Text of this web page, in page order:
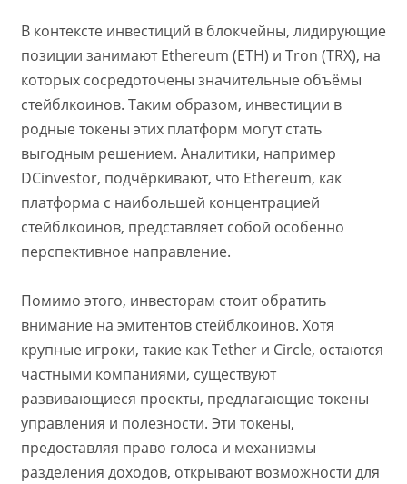
В контексте инвестиций в блокчейны, лидирующие
позиции занимают Ethereum (ETH) и Tron (TRX), на
которых сосредоточены значительные объёмы
стейблкоинов. Таким образом, инвестиции в
родные токены этих платформ могут стать
выгодным решением. Аналитики, например
DCinvestor, подчёркивают, что Ethereum, как
платформа с наибольшей концентрацией
стейблкоинов, представляет собой особенно
перспективное направление.
Помимо этого, инвесторам стоит обратить
внимание на эмитентов стейблкоинов. Хотя
крупные игроки, такие как Tether и Circle, остаются
частными компаниями, существуют
развивающиеся проекты, предлагающие токены
управления и полезности. Эти токены,
предоставляя право голоса и механизмы
разделения доходов, открывают возможности для